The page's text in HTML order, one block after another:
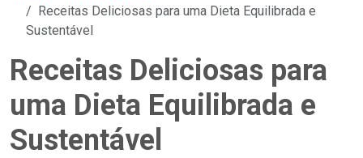
Receitas Deliciosas para uma Dieta Equilibrada e
Sustentável
Receitas Deliciosas para
uma Dieta Equilibrada e
Sustentável